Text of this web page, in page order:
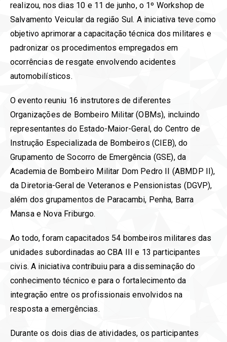
realizou, nos dias 10 e 11 de junho, o 1º Workshop de
Salvamento Veicular da região Sul. A iniciativa teve como
objetivo aprimorar a capacitação técnica dos militares e
padronizar os procedimentos empregados em
ocorrências de resgate envolvendo acidentes
automobilísticos.
O evento reuniu 16 instrutores de diferentes
Organizações de Bombeiro Militar (OBMs), incluindo
representantes do Estado-Maior-Geral, do Centro de
Instrução Especializada de Bombeiros (CIEB), do
Grupamento de Socorro de Emergência (GSE), da
Academia de Bombeiro Militar Dom Pedro II (ABMDP II),
da Diretoria-Geral de Veteranos e Pensionistas (DGVP),
além dos grupamentos de Paracambi, Penha, Barra
Mansa e Nova Friburgo.
Ao todo, foram capacitados 54 bombeiros militares das
unidades subordinadas ao CBA III e 13 participantes
civis. A iniciativa contribuiu para a disseminação do
conhecimento técnico e para o fortalecimento da
integração entre os profissionais envolvidos na
resposta a emergências.
Durante os dois dias de atividades, os participantes